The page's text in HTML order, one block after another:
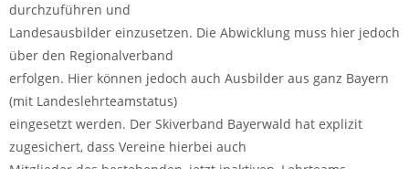
durchzuführen und
Landesausbilder einzusetzen. Die Abwicklung muss hier jedoch
über den Regionalverband
erfolgen. Hier können jedoch auch Ausbilder aus ganz Bayern
(mit Landeslehrteamstatus)
eingesetzt werden. Der Skiverband Bayerwald hat explizit
zugesichert, dass Vereine hierbei auch